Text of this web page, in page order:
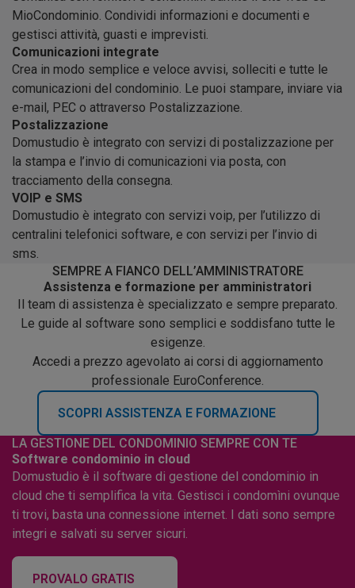
MioCondominio. Condividi informazioni e documenti e
gestisci attività, guasti e imprevisti.
Comunicazioni integrate
Crea in modo semplice e veloce avvisi, solleciti e tutte le
comunicazioni del condominio. Le puoi stampare, inviare via
e-mail, PEC o attraverso Postalizzazione.
Postalizzazione
Domustudio è integrato con servizi di postalizzazione per
la stampa e l’invio di comunicazioni via posta, con
tracciamento della consegna.
VOIP e SMS
Domustudio è integrato con servizi voip, per l’utilizzo di
centralini telefonici software, e con servizi per l’invio di
sms.
SEMPRE A FIANCO DELL’AMMINISTRATORE
Assistenza e formazione per amministratori
Il team di assistenza è specializzato e sempre preparato.
Le guide al software sono semplici e soddisfano tutte le
esigenze.
Accedi a prezzo agevolato ai corsi di aggiornamento
professionale EuroConference.
SCOPRI ASSISTENZA E FORMAZIONE
LA GESTIONE DEL CONDOMINIO SEMPRE CON TE
Software condominio in cloud
Domustudio è il software di gestione del condominio in
cloud che ti semplifica la vita. Gestisci i condomìni ovunque
ti trovi, basta una connessione internet. I dati sono sempre
integri e salvati su server sicuri.
PROVALO GRATIS